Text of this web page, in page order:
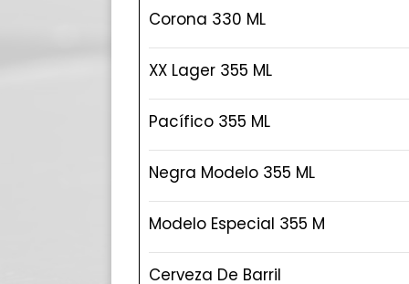
Corona 330 ML
XX Lager 355 ML
Pacífico 355 ML
Negra Modelo 355 ML
Modelo Especial 355 M
Cerveza De Barril